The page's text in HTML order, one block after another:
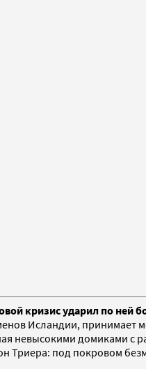
кризис ударил по ней
Исландии, принимает
невысокими домиками
под покровом